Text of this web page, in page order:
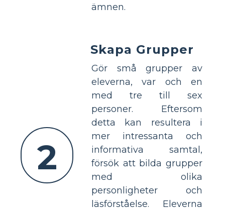
ämnen.
2
Skapa Grupper
Gör små grupper av
eleverna, var och en
med tre till sex
personer. Eftersom
detta kan resultera i
mer intressanta och
informativa samtal,
försök att bilda grupper
med olika
personligheter och
läsförståelse. Eleverna